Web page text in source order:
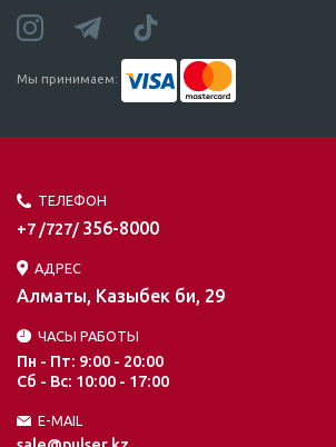
Мы принимаем:
ТЕЛЕФОН
+7 /727/ 356-8000
АДРЕС
Алматы, Казыбек би, 29
ЧАСЫ РАБОТЫ
Пн - Пт: 9:00 - 20:00
Сб - Вс: 10:00 - 17:00
E-MAIL